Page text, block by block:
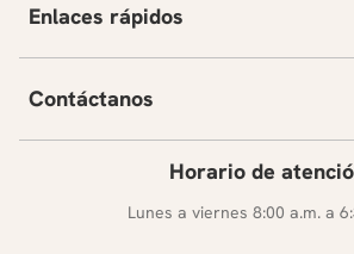
Enlaces rápidos
Contáctanos
Horario de
Lunes a viernes 8:00 a.m. a